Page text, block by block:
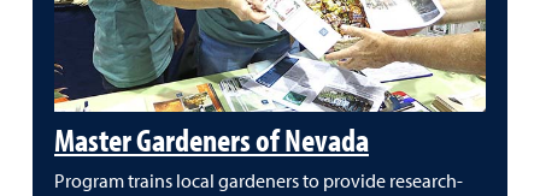
Master Gardeners of Nevada
Program trains local gardeners to provide research-